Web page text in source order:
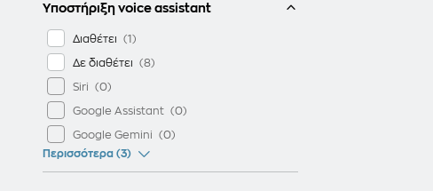
Υποστήριξη voice assistant
Διαθέτει
Δε διαθέτει
Siri
Google Assistant
Google Gemini
Περισσότερα (3)